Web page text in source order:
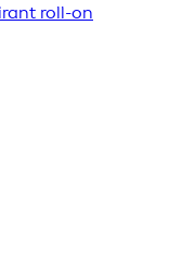
roll-on